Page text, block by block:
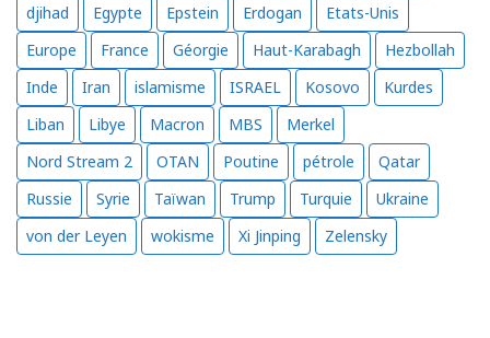
djihad
Egypte Epstein Erdogan
Etats-Unis
Europe
France Géorgie Haut-Karabagh
Hezbollah
Inde
Iran islamisme ISRAEL Kosovo
Kurdes
Liban
Libye Macron MBS
Merkel
Nord Stream 2
OTAN Poutine pétrole
Qatar
Russie
Syrie Taïwan Trump Turquie
Ukraine
von der Leyen
wokisme Xi Jinping Zelensky